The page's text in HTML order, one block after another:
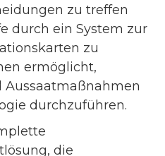
zu treffen
durch ein System zur
zu
ermöglicht,
durchzuführen.
die